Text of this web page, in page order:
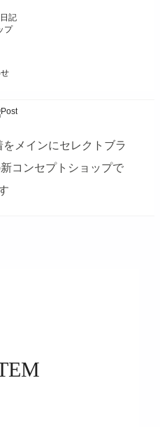
記
プ
メインにセレクトブラ
コンセプトショップで